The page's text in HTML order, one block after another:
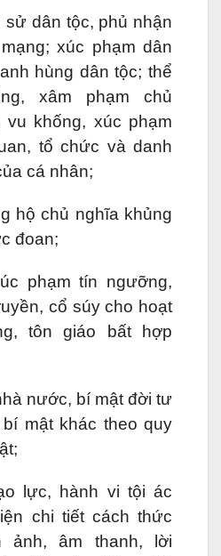
sử dân tộc, phủ nhận
xúc phạm dân
hùng dân tộc; thể
xâm phạm chủ
vu khống, xúc phạm
tổ chức và danh
cá nhân;
hộ chủ nghĩa khủng
đoan;
phạm tín ngưỡng,
cổ súy cho hoạt
tôn giáo bất hợp
nước, bí mật đời tư
mật khác theo quy
lực, hành vi tội ác
chi tiết cách thức
ảnh, âm thanh, lời